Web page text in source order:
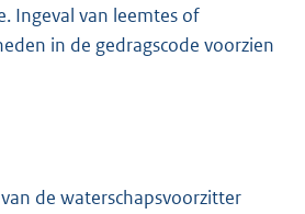
Ingeval van leemtes of
in de gedragscode voorzien
de waterschapsvoorzitter